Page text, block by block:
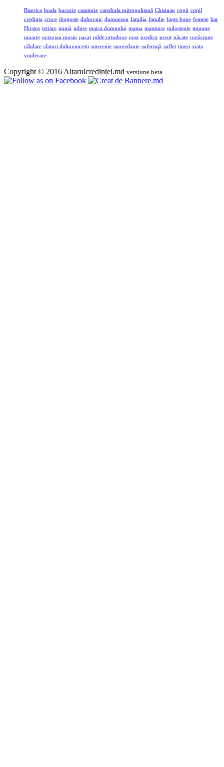
Biserica boala bucurie casatorie catedrala mitropolitană Chisinau copii copil
credinta cruce dragoste duhovnic dumnezeu familia familie fapte bune femeie har
Hristos iertare inimă iubire maica domnului mama mantuire milostenie minune
moarte octavian mosin pacat pilde ortodoxe post predica preot păcate rugăciune
răbdare sfaturi duhovnicești smerenie spovedanie suferinţă suflet tineri viata
vindecare
Copyright © 2016 Altarulcredinței.md versiune beta